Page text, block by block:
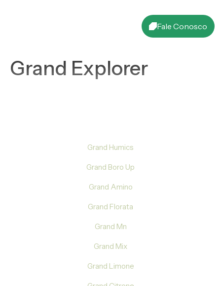
Fale Conosco
Grand Explorer
Grand Humics
Grand Boro Up
Grand Amino
Grand Florata
Grand Mn
Grand Mix
Grand Limone